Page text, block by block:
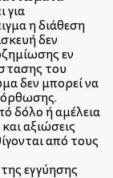
για
η διάθεση
δεν
εν
του
δεν μπορεί να
δόλο ή αμέλεια
αξιώσεις
από τους
εγγύησης